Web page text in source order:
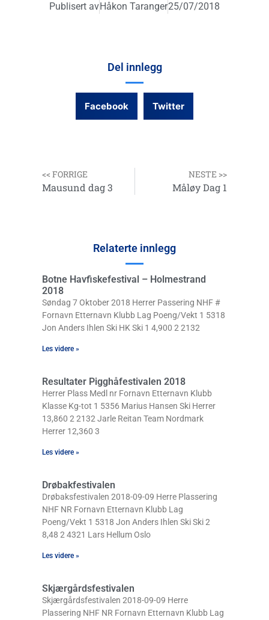
Publisert avHåkon Taranger25/07/2018
Del innlegg
Facebook Twitter
<< FORRIGE
Mausund dag 3
NESTE >>
Måløy Dag 1
Relaterte innlegg
Botne Havfiskefestival – Holmestrand
2018
Søndag 7 Oktober 2018 Herrer Passering NHF #
Fornavn Etternavn Klubb Lag Poeng/Vekt 1 5318
Jon Anders Ihlen Ski HK Ski 1 4,900 2 2132
Les videre »
Resultater Pigghåfestivalen 2018
Herrer Plass Medl nr Fornavn Etternavn Klubb
Klasse Kg-tot 1 5356 Marius Hansen Ski Herrer
13,860 2 2132 Jarle Reitan Team Nordmark
Herrer 12,360 3
Les videre »
Drøbakfestivalen
Drøbaksfestivalen 2018-09-09 Herre Plassering
NHF NR Fornavn Etternavn Klubb Lag
Poeng/Vekt 1 5318 Jon Anders Ihlen Ski Ski 2
8,48 2 4321 Lars Hellum Oslo
Les videre »
Skjærgårdsfestivalen
Skjærgårdsfestivalen 2018-09-09 Herre
Plassering NHF NR Fornavn Etternavn Klubb Lag